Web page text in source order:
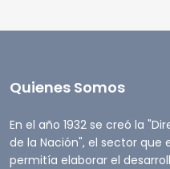
Quienes Somos
En el año 1932 se creó la
de la Nación", el sector que
permitía elaborar el